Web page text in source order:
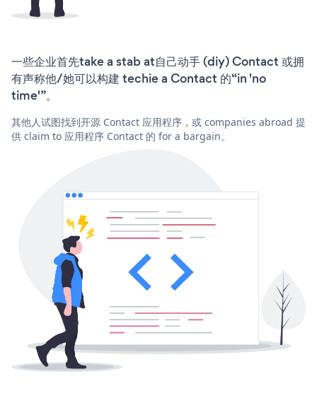
一些企业首先take a stab at自己动手 (diy) Contact 或拥
有声称他/她可以构建 techie a Contact 的“in 'no
time'”。
其他人试图找到开源 Contact 应用程序，或 companies abroad 提
供 claim to 应用程序 Contact 的 for a bargain。